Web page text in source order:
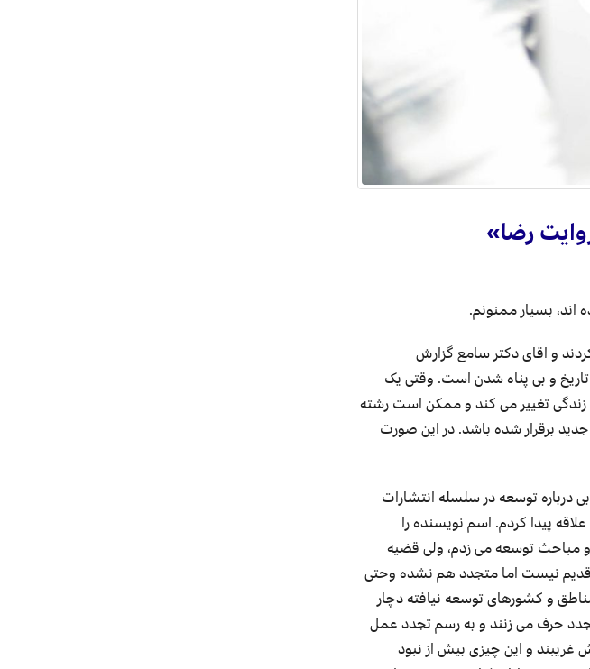
رضا»
اند، بسیار ممنونم.
و اقای دکتر سامع گزارش
تاریخ و بی پناه شدن است. وقتی یک
زندگی تغییر می کند و ممکن است رشته
برقرار شده باشد. در این صورت
توسعه در سلسله انتشارات
پیدا کردم. اسم نویسنده را
مباحث توسعه می زدم، ولی قضیه
قدیم نیست اما متجدد هم نشده وحتی
و کشورهای توسعه نیافته دچار
حرف می زنند و به رسم تجدد عمل
غریبند و این چیزی بیش از نبود